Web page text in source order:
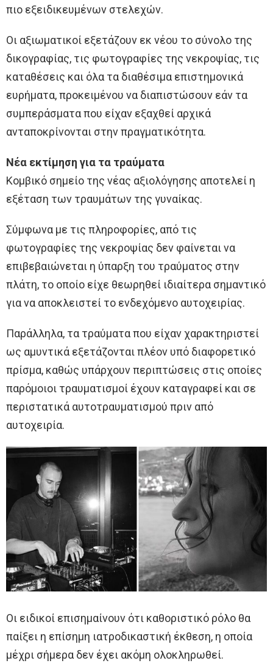
πιο εξειδικευμένων στελεχών.
Οι αξιωματικοί εξετάζουν εκ νέου το σύνολο της
δικογραφίας, τις φωτογραφίες της νεκροψίας, τις
καταθέσεις και όλα τα διαθέσιμα επιστημονικά
ευρήματα, προκειμένου να διαπιστώσουν εάν τα
συμπεράσματα που είχαν εξαχθεί αρχικά
ανταποκρίνονται στην πραγματικότητα.
Νέα εκτίμηση για τα τραύματα
Κομβικό σημείο της νέας αξιολόγησης αποτελεί η
εξέταση των τραυμάτων της γυναίκας.
Σύμφωνα με τις πληροφορίες, από τις
φωτογραφίες της νεκροψίας δεν φαίνεται να
επιβεβαιώνεται η ύπαρξη του τραύματος στην
πλάτη, το οποίο είχε θεωρηθεί ιδιαίτερα σημαντικό
για να αποκλειστεί το ενδεχόμενο αυτοχειρίας.
Παράλληλα, τα τραύματα που είχαν χαρακτηριστεί
ως αμυντικά εξετάζονται πλέον υπό διαφορετικό
πρίσμα, καθώς υπάρχουν περιπτώσεις στις οποίες
παρόμοιοι τραυματισμοί έχουν καταγραφεί και σε
περιστατικά αυτοτραυματισμού πριν από
αυτοχειρία.
Οι ειδικοί επισημαίνουν ότι καθοριστικό ρόλο θα
παίξει η επίσημη ιατροδικαστική έκθεση, η οποία
μέχρι σήμερα δεν έχει ακόμη ολοκληρωθεί.